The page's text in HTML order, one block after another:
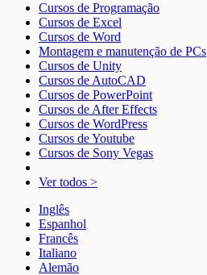
Cursos de Programação
Cursos de Excel
Cursos de Word
Montagem e manutenção de PCs
Cursos de Unity
Cursos de AutoCAD
Cursos de PowerPoint
Cursos de After Effects
Cursos de WordPress
Cursos de Youtube
Cursos de Sony Vegas
Ver todos >
Inglês
Espanhol
Francês
Italiano
Alemão